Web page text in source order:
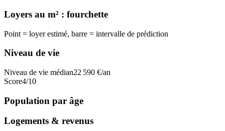
Loyers au m² : fourchette
Point = loyer estimé, barre = intervalle de prédiction
Niveau de vie
Niveau de vie médian22 590 €/an
Score4/10
Population par âge
Logements & revenus